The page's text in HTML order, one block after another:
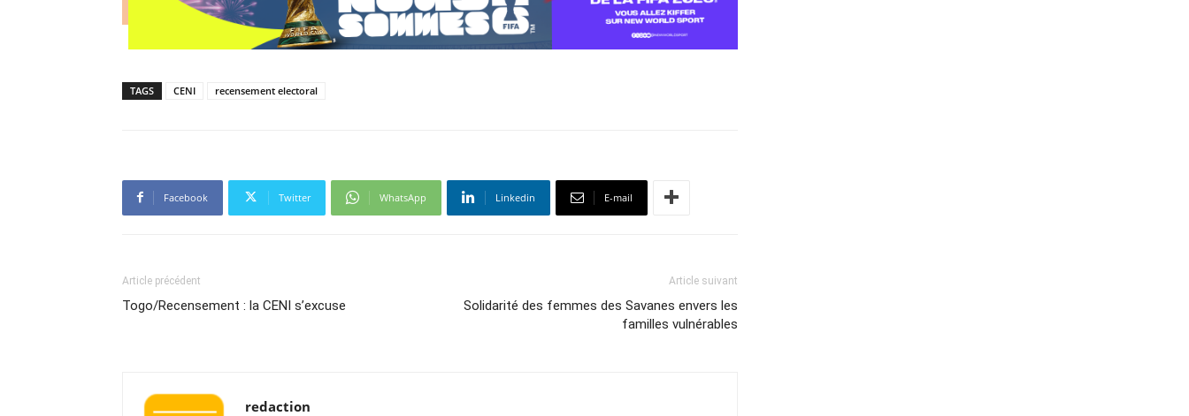
TAGS CENI recensement electoral
Facebook Twitter WhatsApp Linkedin E-mail
Article précédent
Togo/Recensement : la CENI s’excuse
Article suivant
Solidarité des femmes des Savanes envers les
familles vulnérables
redaction